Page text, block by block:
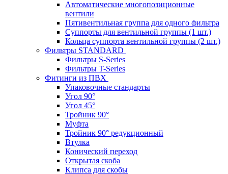
Автоматические многопозиционные
вентили
Пятивентильная группа для одного фильтра
Суппорты для вентильной группы (1 шт.)
Кольца суппорта вентильной группы (2 шт.)
Фильтры STANDARD
Фильтры S-Series
Фильтры T-Series
Фитинги из ПВХ
Упаковочные стандарты
Угол 90°
Угол 45°
Тройник 90°
Муфта
Тройник 90° редукционный
Втулка
Конический переход
Открытая скоба
Клипса для скобы